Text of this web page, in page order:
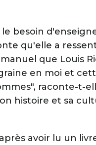
besoin
qu'elle a
que Louis
en moi et
raconte-t-
histoire et sa
avoir lu un